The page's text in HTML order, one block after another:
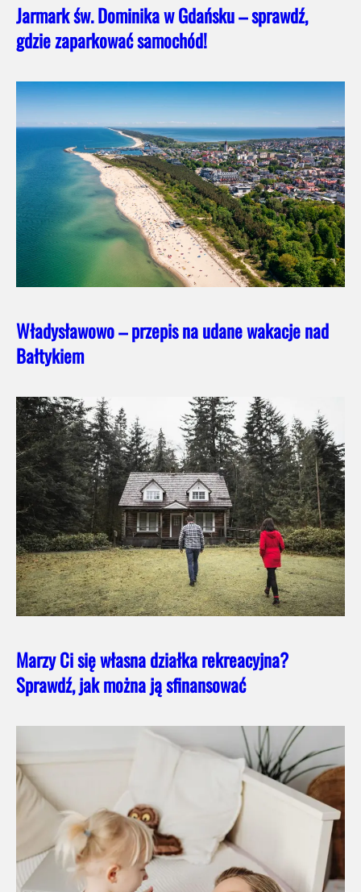
Jarmark św. Dominika w Gdańsku – sprawdź,
gdzie zaparkować samochód!
Władysławowo – przepis na udane wakacje nad
Bałtykiem
Marzy Ci się własna działka rekreacyjna?
Sprawdź, jak można ją sfinansować